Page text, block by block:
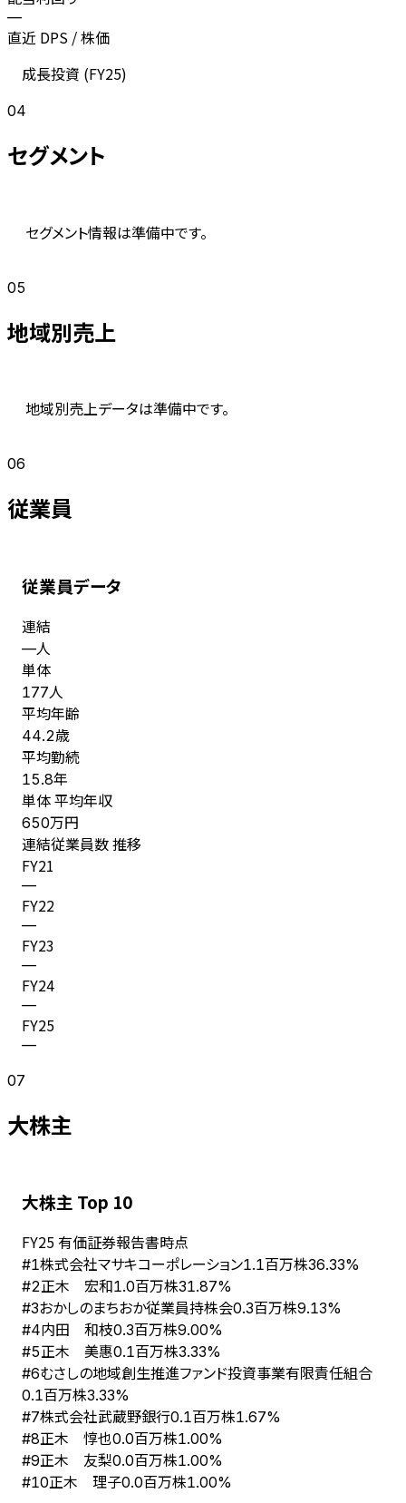
—
直近 DPS / 株価
成長投資 (FY25)
04
セグメント
セグメント情報は準備中です。
05
地域別売上
地域別売上データは準備中です。
06
従業員
従業員データ
連結
—人
単体
177人
平均年齢
44.2歳
平均勤続
15.8年
単体 平均年収
650万円
連結従業員数 推移
FY21
—
FY22
—
FY23
—
FY24
—
FY25
—
07
大株主
大株主 Top 10
FY25 有価証券報告書時点
#1株式会社マサキコーポレーション1.1百万株36.33%
#2正木 宏和1.0百万株31.87%
#3おかしのまちおか従業員持株会0.3百万株9.13%
#4内田 和枝0.3百万株9.00%
#5正木 美惠0.1百万株3.33%
#6むさしの地域創生推進ファンド投資事業有限責任組合
0.1百万株3.33%
#7株式会社武蔵野銀行0.1百万株1.67%
#8正木 惇也0.0百万株1.00%
#9正木 友梨0.0百万株1.00%
#10正木 理子0.0百万株1.00%